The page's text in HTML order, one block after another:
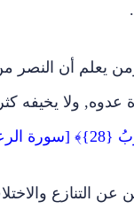
يعلم أن النصر
ولا يخيفه
عن التنازع